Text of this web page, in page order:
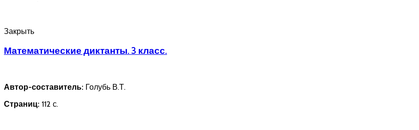
Закрыть
Математические диктанты. 3 класс.
Автор-составитель: Голубь В.Т.
Страниц: 112 с.